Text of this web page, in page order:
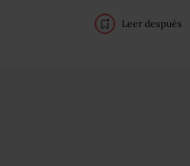
Leer después